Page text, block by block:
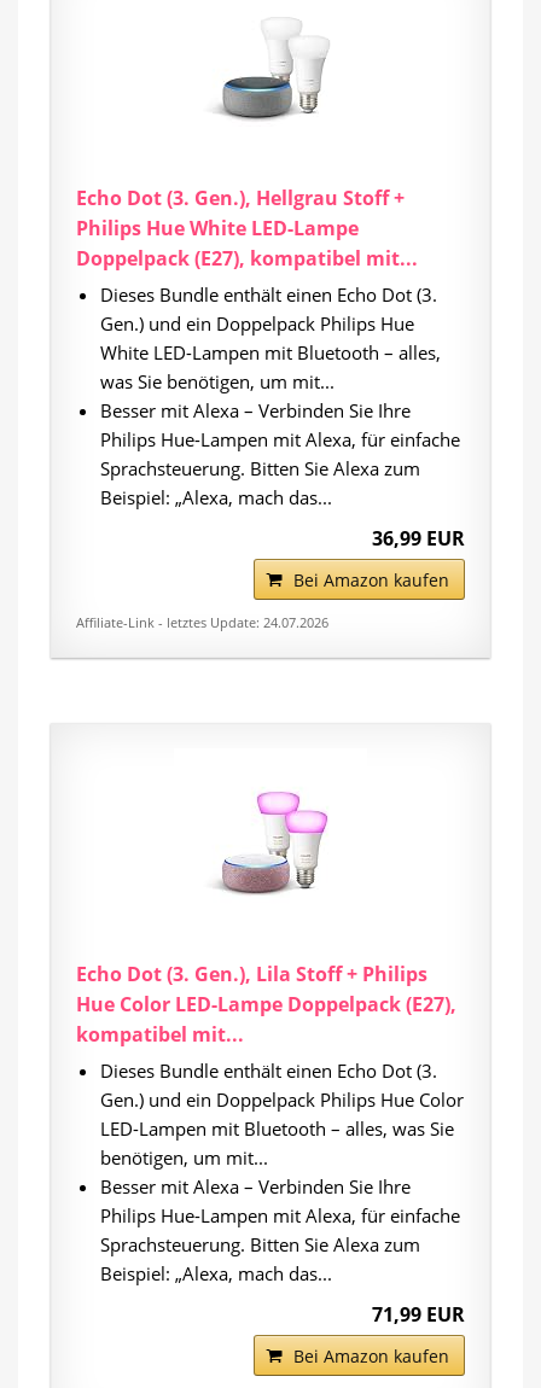
Echo Dot (3. Gen.), Hellgrau Stoff +
Philips Hue White LED-Lampe
Doppelpack (E27), kompatibel mit...
Dieses Bundle enthält einen Echo Dot (3.
Gen.) und ein Doppelpack Philips Hue
White LED-Lampen mit Bluetooth – alles,
was Sie benötigen, um mit...
Besser mit Alexa – Verbinden Sie Ihre
Philips Hue-Lampen mit Alexa, für einfache
Sprachsteuerung. Bitten Sie Alexa zum
Beispiel: „Alexa, mach das...
36,99 EUR
Bei Amazon kaufen
Affiliate-Link - letztes Update: 24.07.2026
Echo Dot (3. Gen.), Lila Stoff + Philips
Hue Color LED-Lampe Doppelpack (E27),
kompatibel mit...
Dieses Bundle enthält einen Echo Dot (3.
Gen.) und ein Doppelpack Philips Hue Color
LED-Lampen mit Bluetooth – alles, was Sie
benötigen, um mit...
Besser mit Alexa – Verbinden Sie Ihre
Philips Hue-Lampen mit Alexa, für einfache
Sprachsteuerung. Bitten Sie Alexa zum
Beispiel: „Alexa, mach das...
71,99 EUR
Bei Amazon kaufen